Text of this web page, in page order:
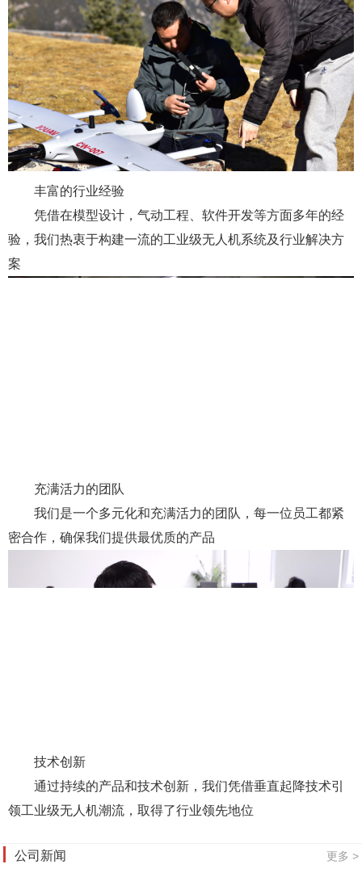
丰富的行业经验
凭借在模型设计，气动工程、软件开发等方面多年的经
验，我们热衷于构建一流的工业级无人机系统及行业解决方
案
充满活力的团队
我们是一个多元化和充满活力的团队，每一位员工都紧
密合作，确保我们提供最优质的产品
技术创新
通过持续的产品和技术创新，我们凭借垂直起降技术引
领工业级无人机潮流，取得了行业领先地位
公司新闻 更多 >